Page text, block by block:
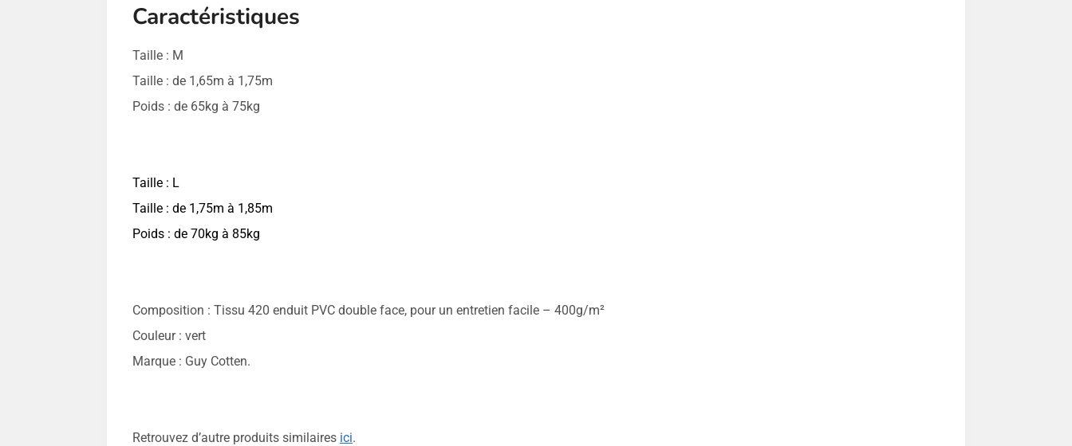
Caractéristiques
Taille : M
Taille : de 1,65m à 1,75m
Poids : de 65kg à 75kg
Taille : L
Taille : de 1,75m à 1,85m
Poids : de 70kg à 85kg
Composition : Tissu 420 enduit PVC double face, pour un entretien facile – 400g/m²
Couleur : vert
Marque : Guy Cotten.
Retrouvez d’autre produits similaires ici.